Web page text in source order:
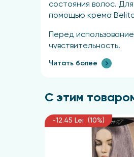
состояния волос.
помощью крема Belita
Перед
чувствительность.
Для предотвращения
последующего
Приготовление
окислитель в
Читать более
С этим
-12.45 Lei (10%)